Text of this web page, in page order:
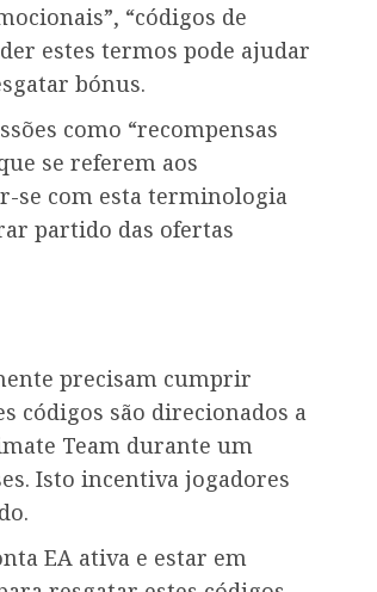
“códigos de
estes termos pode ajudar
bónus.
como “recompensas
se referem aos
se com esta terminologia
partido das ofertas
precisam cumprir
códigos são direcionados a
Team durante um
Isto incentiva jogadores
EA ativa e estar em